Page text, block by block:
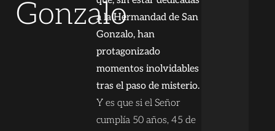
Gonzaloa la Hermandad de San
Gonzalo, han
protagonizado
momentos inolvidables
tras el paso de misterio.
Y es que si el Señor
cumplía 50 años, 45 de